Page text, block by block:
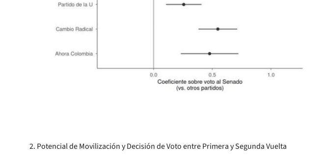
2. Potencial de Movilización y Decisión de Voto entre Primera y Segunda Vuelta